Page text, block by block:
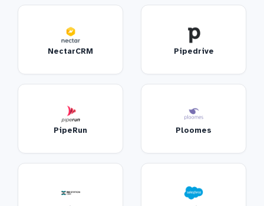
NectarCRM Pipedrive
PipeRun Ploomes